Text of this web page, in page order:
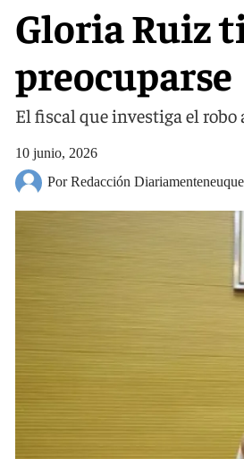
Gloria Ruiz
preocuparse
El fiscal que investiga el robo
10 junio, 2026
Por Redacción